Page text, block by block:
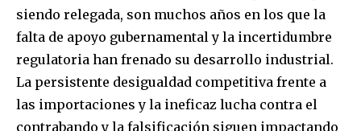
siendo relegada, son muchos años en los que la
falta de apoyo gubernamental y la incertidumbre
regulatoria han frenado su desarrollo industrial.
La persistente desigualdad competitiva frente a
las importaciones y la ineficaz lucha contra el
contrabando y la falsificación siguen impactando